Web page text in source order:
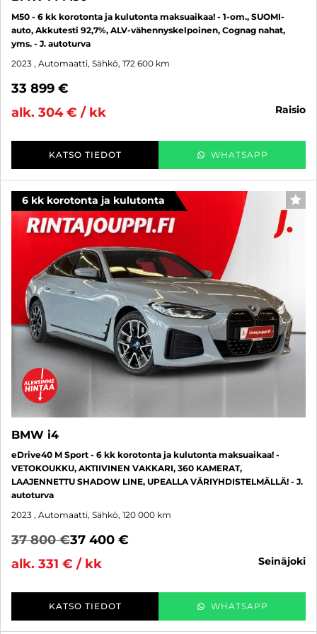
M50 - 6 kk korotonta ja kulutonta maksuaikaa! - 1-om., SUOMI-
auto, Akkutesti 92,7%, ALV-vähennyskelpoinen, Cognag nahat,
yms. - J. autoturva
2023 , Automaatti, Sähkö, 172 600 km
33 899 €
alk. 304 € / kk
raisio
KATSO TIEDOT WHATSAPP
6 kk korotonta ja kulutonta
BMW i4
eDrive40 M Sport - 6 kk korotonta ja kulutonta maksuaikaa! -
VETOKOUKKU, AKTIIVINEN VAKKARI, 360 KAMERAT,
LAAJENNETTU SHADOW LINE, UPEALLA VÄRIYHDISTELMÄLLÄ! - J.
autoturva
2023 , Automaatti, Sähkö, 120 000 km
37 800 €37 400 €
alk. 331 € / kk
seinäjoki
KATSO TIEDOT WHATSAPP